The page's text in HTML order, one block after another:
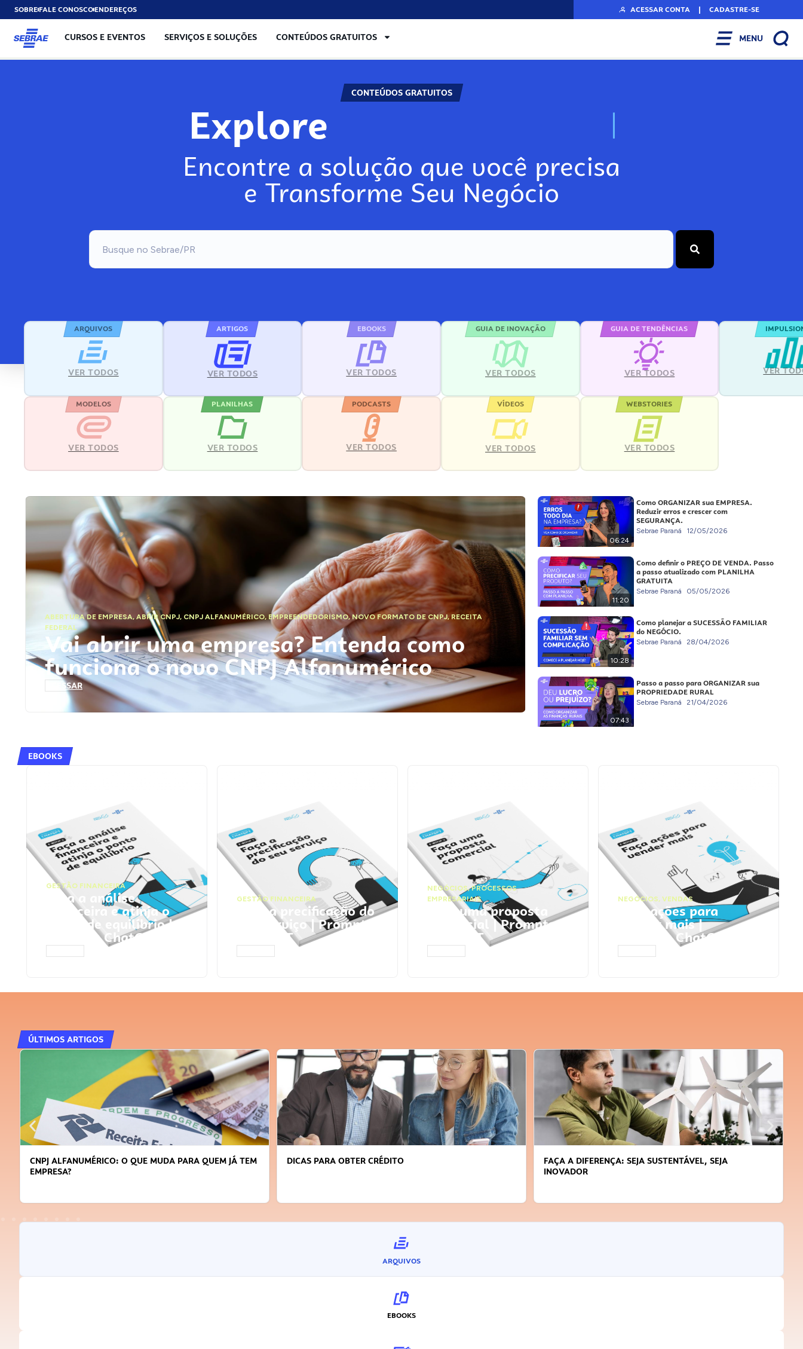
SOBREFALE CONOSCOENDEREÇOS ACESSAR CONTA | CADASTRE-SE
CURSOS E EVENTOS SERVIÇOS E SOLUÇÕES CONTEÚDOS GRATUITOS MENU
CONTEÚDOS GRATUITOS
Explore N
Encontre a solução que você precisa
e Transforme Seu Negócio
ARQUIVOS
VER TODOS
ARTIGOS
VER TODOS
EBOOKS
VER TODOS
GUIA DE INOVAÇÃO
VER TODOS
GUIA DE TENDÊNCIAS
VER TODOS VER
MODELOS
VER TODOS
PLANILHAS
VER TODOS
PODCASTS
VER TODOS
VÍDEOS
VER TODOS
WEBSTORIES
VER TODOS
ABERTURA DE EMPRESA,ABRIR CNPJ, CNPJ ALFANUMÉRICO, EMPREENDEDORISMO,NOVO FORMATO DE CNPJ,RECEITA
FEDERAL
Vai abrir uma empresa? Entenda como
funciona o novo CNPJ Alfanumérico
ACESSAR
06:24
Como ORGANIZAR sua EMPRESA.
Reduzir erros e crescer com
SEGURANÇA.
Sebrae Paraná 12/05/2026
11:20
Como definir o PREÇO DE VENDA. Passo
a passo atualizado com PLANILHA
GRATUITA
Sebrae Paraná 05/05/2026
10:28
Como planejar a SUCESSÃO FAMILIAR
do NEGÓCIO.
Sebrae Paraná 28/04/2026
07:43
Passo a passo para ORGANIZAR sua
PROPRIEDADE RURAL
Sebrae Paraná 21/04/2026
EBOOKS
GESTÃO FINANCEIRA
Faça a análise
financeira e atinja o
ponto de equilíbrio |
Prompts ChatGPT
GESTÃO FINANCEIRA
Faça a precificação do
seu serviço | Prompts
ChatGPT
NEGÓCIOS,PROCESSOS
EMPRESARIAIS
Faça uma proposta
comercial | Prompts
ChatGPT
NEGÓCIOS, VENDAS
Faça ações para
vender mais |
Prompts ChatGPT
ÚLTIMOS ARTIGOS
DICAS PARA OBTER CRÉDITO
FAÇA A DIFERENÇA: SEJA SUSTENTÁVEL, SEJA
APRENDA A GERENCIAR O SEU TEMPO
ARQUIVOS
EBOOKS